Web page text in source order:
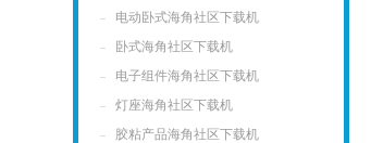
电动卧式海角社区下载机
卧式海角社区下载机
电子组件海角社区下载机
灯座海角社区下载机
胶粘产品海角社区下载机